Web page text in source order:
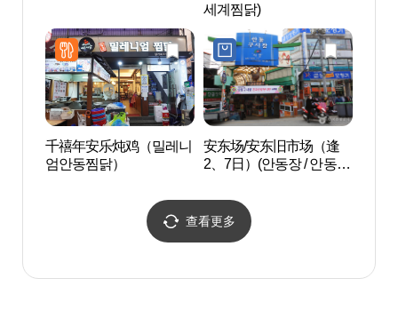
세계찜닭)
千禧年安乐炖鸡（밀레니
엄안동찜닭）
安东场/安东旧市场（逢
2、7日）(안동장 / 안동구
查看更多